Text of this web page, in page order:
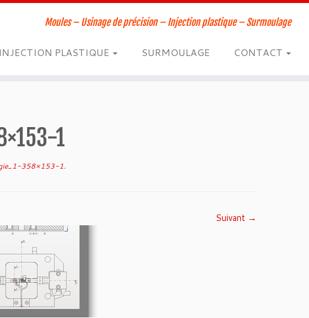
Moules – Usinage de précision – Injection plastique – Surmoulage
INJECTION PLASTIQUE SURMOULAGE CONTACT
1
358×153-1.
Suivant →